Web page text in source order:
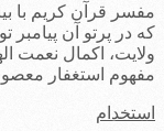
مفسر قرآن کریم با
که در پرتو آن
ولایت، اکمال نعمت
مفهوم استغفار
استخدام